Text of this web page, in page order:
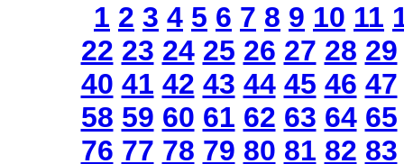
1 2 3 4 5 6 7 8 9 10 11
22 23 24 25 26 27 28 29
40 41 42 43 44 45 46 47
58 59 60 61 62 63 64 65
76 77 78 79 80 81 82 83